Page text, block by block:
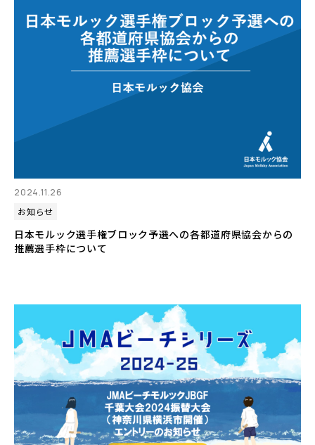
2024.11.26
お知らせ
日本モルック選手権ブロック予選への各都道府県協会からの
推薦選手枠について